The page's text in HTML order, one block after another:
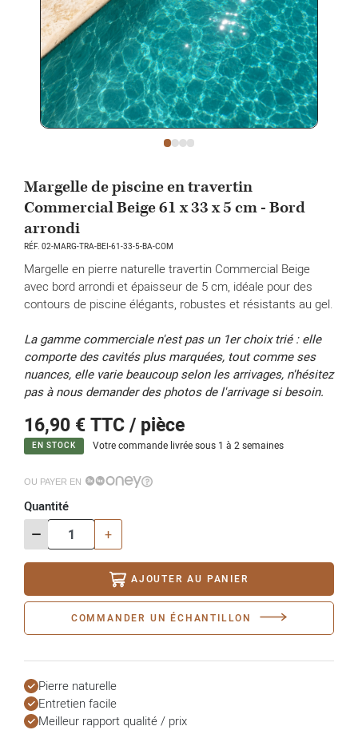
Margelle de piscine en travertin
Commercial Beige 61 x 33 x 5 cm - Bord
arrondi
RÉF. 02-MARG-TRA-BEI-61-33-5-BA-COM
Margelle en pierre naturelle travertin Commercial Beige
avec bord arrondi et épaisseur de 5 cm, idéale pour des
contours de piscine élégants, robustes et résistants au gel.
La gamme commerciale n'est pas un 1er choix trié : elle
comporte des cavités plus marquées, tout comme ses
nuances, elle varie beaucoup selon les arrivages, n'hésitez
pas à nous demander des photos de l'arrivage si besoin.
16,90 €TTC / pièce
EN STOCK Votre commande livrée sous 1 à 2 semaines
OU PAYER EN
Quantité
- +
AJOUTER AU PANIER
COMMANDER UN ÉCHANTILLON
Pierre naturelle
Entretien facile
Meilleur rapport qualité / prix